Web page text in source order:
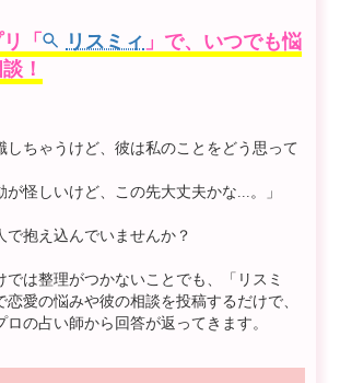
「 リスミィ 」で、いつでも悩
！
しちゃうけど、彼は私のことをどう思って
が怪しいけど、この先大丈夫かな...。」
で抱え込んでいませんか？
では整理がつかないことでも、「リスミ
恋愛の悩みや彼の相談を投稿するだけで、
の占い師から回答が返ってきます。